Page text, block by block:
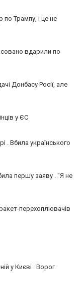
Трампу, і це не
вдарили по
Донбасу Росії, але
у ЄС
. Вбила українського
першу заяву . "Я не
перехоплювачів
у Києві . Ворог